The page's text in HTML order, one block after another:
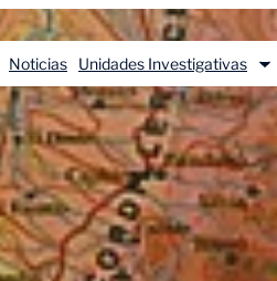
Noticias Unidades Investigativas